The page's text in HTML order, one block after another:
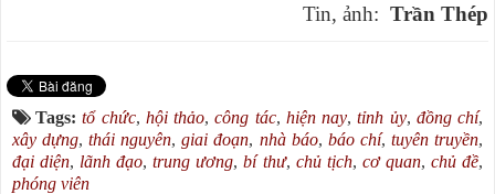
Tin, ảnh: Trần Thép
Tags:tổ chức, hội thảo,công tác, hiện nay,tỉnh ủy, đồng chí,
xây dựng,thái nguyên,giai đoạn, nhà báo, báo chí, tuyên truyền,
đại diện, lãnh đạo,trung ương,bí thư, chủ tịch, cơ quan, chủ đề,
phóng viên